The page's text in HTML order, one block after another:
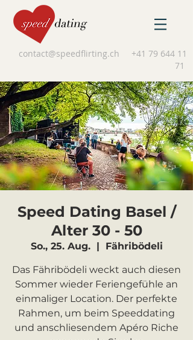
contact@speedflirting.ch
+41 79 644 11
71
Speed Dating Basel /
Alter 30 - 50
So., 25. Aug.
  |
Fähribödeli
Das Fähribödeli weckt auch diesen
Sommer wieder Feriengefühle an
einmaliger Location. Der perfekte
Rahmen, um beim Speeddating
und anschliesendem Apéro Riche